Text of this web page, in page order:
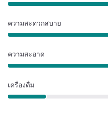
ความสะดวกสบาย
ความสะอาด
เครื่องดื่ม